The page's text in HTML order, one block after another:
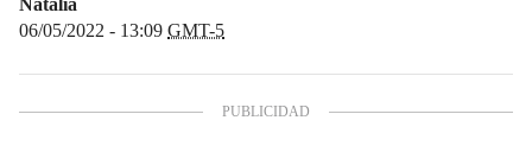
06/05/2022 - 13:09 GMT-5